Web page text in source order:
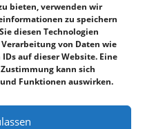
bieten, verwenden wir
zu speichern
diesen Technologien
von Daten wie
auf dieser Website. Eine
kann sich
Funktionen auswirken.